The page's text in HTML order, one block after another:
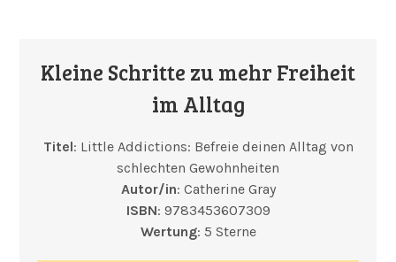
Kleine Schritte zu mehr Freiheit
im Alltag
Titel: Little Addictions: Befreie deinen Alltag von
schlechten Gewohnheiten
Autor/in: Catherine Gray
ISBN: 9783453607309
Wertung: 5 Sterne